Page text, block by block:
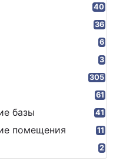
40
36
6
3
305
61
базы 41
помещения 11
2